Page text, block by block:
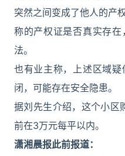
突然之间变成了他人的产
称的产权证是否真实存
法。
也有业主称，上述区域
闭，可能存在安全隐患。
据刘先生介绍，这个小区
前在3万元每平以内。
潇湘晨报此前报道：